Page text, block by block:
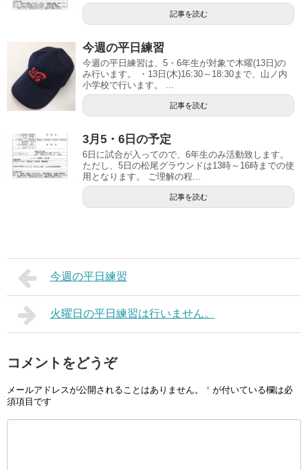
記事を読む
今週の平日練習
今週の平日練習は、5・6年生が対象で木曜(13日)の
み行います。 ・13日(木)16:30～18:30まで、山ノ内
小学校で行います。 ...
記事を読む
3月5・6日の予定
6日に試合が入ってので、6年生のみ活動致します。
ただし、5日の松尾グラウンドは13時～16時までの使
用となります。 ご理解の程...
記事を読む
今週の平日練習
火曜日の平日練習は行いません。
コメントをどうぞ
メールアドレスが公開されることはありません。 * が付いている欄は必
須項目です